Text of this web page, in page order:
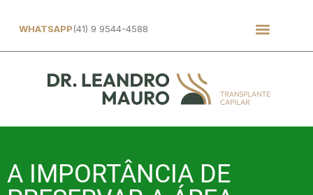
WHATSAPP(41) 9 9544-4588
A IMPORTÂNCIA DE